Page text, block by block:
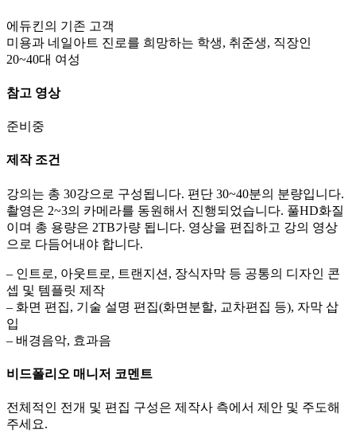
에듀킨의 기존 고객
미용과 네일아트 진로를 희망하는 학생, 취준생, 직장인
20~40대 여성
참고 영상
준비중
제작 조건
강의는 총 30강으로 구성됩니다. 편단 30~40분의 분량입니다.
촬영은 2~3의 카메라를 동원해서 진행되었습니다. 풀HD화질
이며 총 용량은 2TB가량 됩니다. 영상을 편집하고 강의 영상
으로 다듬어내야 합니다.
– 인트로, 아웃트로, 트랜지션, 장식자막 등 공통의 디자인 콘
셉 및 템플릿 제작
– 화면 편집, 기술 설명 편집(화면분할, 교차편집 등), 자막 삽
입
– 배경음악, 효과음
비드폴리오 매니저 코멘트
전체적인 전개 및 편집 구성은 제작사 측에서 제안 및 주도해
주세요.